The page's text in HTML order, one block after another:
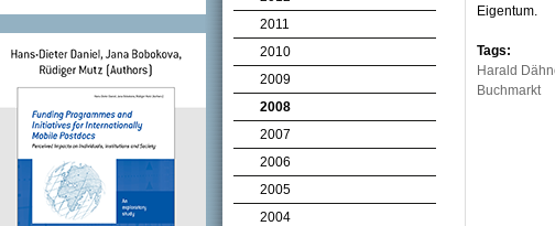
2011
2010
2009
2008
2007
2006
2005
2004
Eigentum.
Tags:
Harald
Buchmarkt